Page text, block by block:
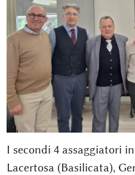
I secondi 4 assaggiatori
Lacertosa (Basilicata),